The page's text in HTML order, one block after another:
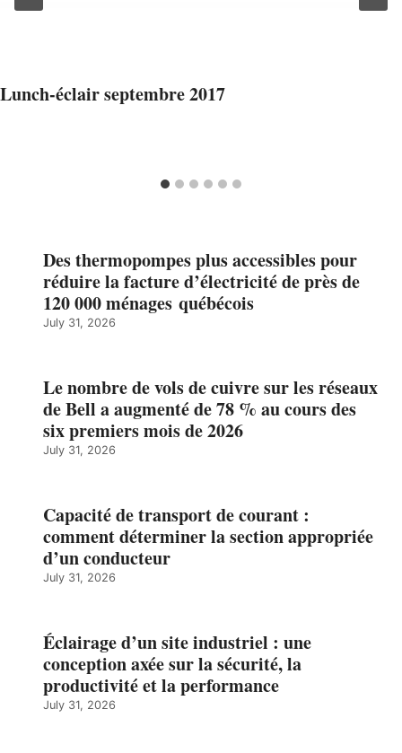
Lunch-éclair septembre 2017
Des thermopompes plus accessibles pour
réduire la facture d’électricité de près de
120 000 ménages québécois
July 31, 2026
Le nombre de vols de cuivre sur les réseaux
de Bell a augmenté de 78 % au cours des
six premiers mois de 2026
July 31, 2026
Capacité de transport de courant :
comment déterminer la section appropriée
d’un conducteur
July 31, 2026
Éclairage d’un site industriel : une
conception axée sur la sécurité, la
productivité et la performance
July 31, 2026